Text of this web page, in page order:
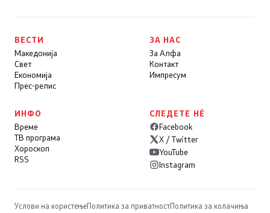
ВЕСТИ
Македонија
Свет
Економија
Прес-релис
ЗА НАС
За Алфа
Контакт
Импресум
ИНФО
Време
ТВ програма
Хороскоп
RSS
СЛЕДЕТЕ НÉ
Facebook
X / Twitter
YouTube
Instagram
Услови на користењеПолитика за приватностПолитика за колачиња